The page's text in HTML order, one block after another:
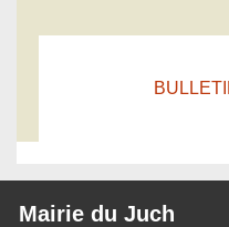
Mairie du Juch